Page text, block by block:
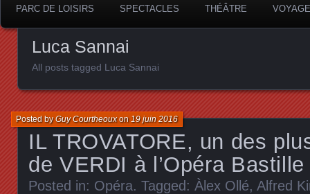
PARC DE LOISIRS SPECTACLES THÉÂTRE
Luca Sannai
All posts tagged Luca Sannai
IL TROVATORE, un des
de VERDI à l’Opéra Bastille
Posted byGuy Courtheouxon 19 juin 2016
Posted in: Opéra. Tagged: Àlex Ollé, Alfred